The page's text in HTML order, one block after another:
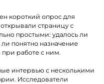
короткий опрос для
страницу с
простыми: удалось ли
понятно назначение
работе с ним.
интервью с несколькими
Исследователи